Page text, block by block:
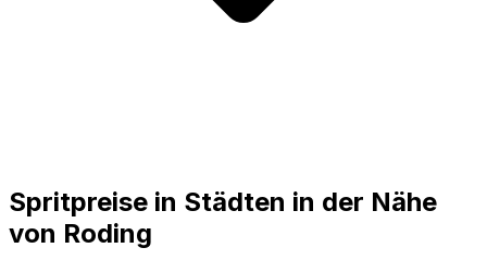
Spritpreise in Städten in der Nähe
von Roding